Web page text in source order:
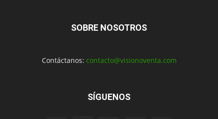
SOBRE NOSOTROS
Contáctanos: contacto@visionoventa.com
SÍGUENOS